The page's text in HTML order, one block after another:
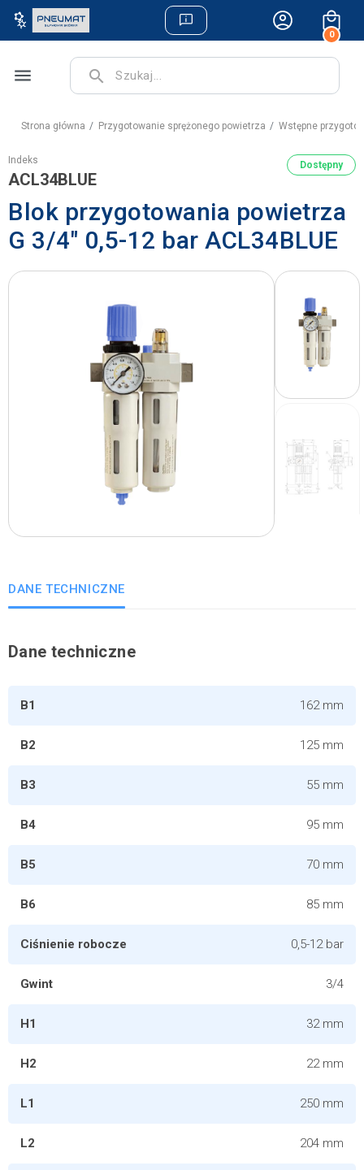
0
menu search
Strona główna Przygotowanie sprężonego powietrza Wstępne
Indeks
ACL34BLUE
Dostępny
Blok przygotowania powietrza
G 3/4" 0,5-12 bar ACL34BLUE
DANE TECHNICZNE
Dane techniczne
B1 162 mm
B2 125 mm
B3 55 mm
B4 95 mm
B5 70 mm
B6 85 mm
Ciśnienie robocze 0,5-12 bar
Gwint 3/4
H1 32 mm
H2 22 mm
L1 250 mm
L2 204 mm